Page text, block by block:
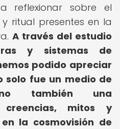
reflexionar sobre el
ritual presentes en la
A través del estudio
y sistemas de
podido apreciar
solo fue un medio de
también una
creencias, mitos y
la cosmovisión de